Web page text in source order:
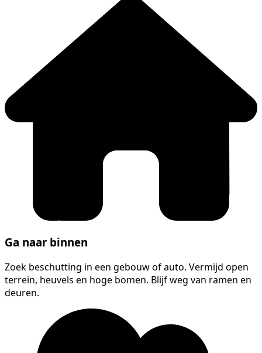
Ga naar binnen
Zoek beschutting in een gebouw of auto. Vermijd open
terrein, heuvels en hoge bomen. Blijf weg van ramen en
deuren.